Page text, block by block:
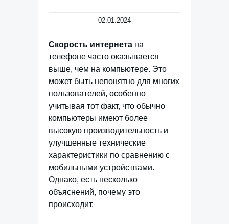
02.01.2024
Скорость интернета на
телефоне часто оказывается
выше, чем на компьютере. Это
может быть непонятно для многих
пользователей, особенно
учитывая тот факт, что обычно
компьютеры имеют более
высокую производительность и
улучшенные технические
характеристики по сравнению с
мобильными устройствами.
Однако, есть несколько
объяснений, почему это
происходит.